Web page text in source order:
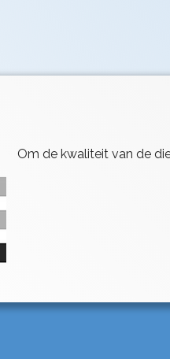
Om de kwaliteit van de